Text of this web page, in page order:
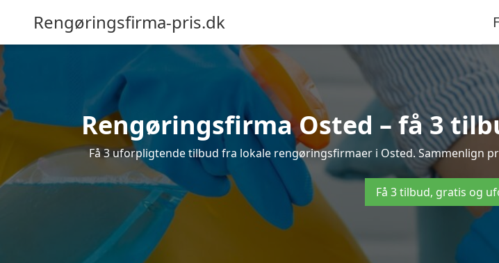
Rengøringsfirma-pris.dk
Rengøringsfirma Osted – få 3
Få 3 uforpligtende tilbud fra lokale rengøringsfirmaer i Osted. Sammenlign
Få 3 tilbud, gratis og